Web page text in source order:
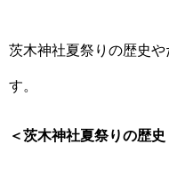
茨木神社夏祭りの歴史
す。
＜茨木神社夏祭りの歴史